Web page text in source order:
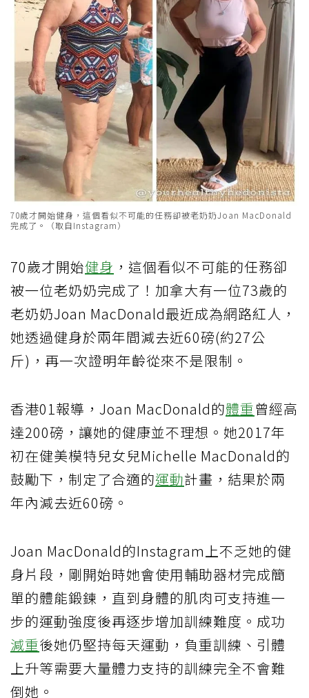
70歲才開始健身，這個看似不可能的任務卻被老奶奶Joan MacDonald
完成了。（取自Instagram）
70歲才開始健身 ，這個看似不可能的任務卻
被一位老奶奶完成了！加拿大有一位73歲的
老奶奶Joan MacDonald最近成為網路紅人，
她透過健身於兩年間減去近60磅(約27公
斤)，再一次證明年齡從來不是限制。
香港01報導，Joan MacDonald的體重曾經高
達200磅，讓她的健康並不理想。她2017年
初在健美模特兒女兒Michelle MacDonald的
鼓勵下，制定了合適的運動計畫，結果於兩
年內減去近60磅。
Joan MacDonald的Instagram上不乏她的健
身片段，剛開始時她會使用輔助器材完成簡
單的體能鍛鍊，直到身體的肌肉可支持進一
步的運動強度後再逐步增加訓練難度。成功
減重後她仍堅持每天運動，負重訓練、引體
上升等需要大量體力支持的訓練完全不會難
倒她。